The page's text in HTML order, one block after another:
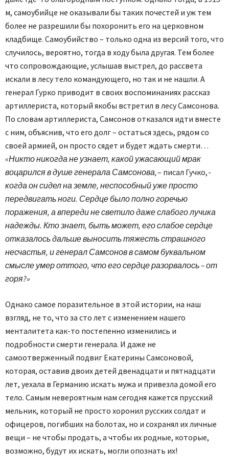
м, самоубийце не оказывали бы таких почестей и уж тем
более не разрешили бы похоронить его на церковном
кладбище. Самоубийство – только одна из версий того, что
случилось, вероятно, тогда в ходу была другая. Тем более
что сопровождающие, услышав выстрел, до рассвета
искали в лесу тело командующего, но так и не нашли. А
генерал Гурко приводит в своих воспоминаниях рассказ
артиллериста, который якобы встретил в лесу Самсонова.
По словам артиллериста, Самсонов отказался идти вместе
с ним, объяснив, что его долг – остаться здесь, рядом со
своей армией, он просто сядет и будет ждать смерти…
«Никто никогда не узнает, какой ужасающий мрак
воцарился в душе генерала Самсонова,– писал Гучко, -
когда он сидел на земле, неспособный уже просто
передвигать ноги. Сердце было полно горечью
поражения, а впереди не светило даже слабого лучика
надежды. Кто знает, быть может, его слабое сердце
отказалось дальше выносить тяжесть страшного
несчастья, и генерал Самсонов в самом буквальном
смысле умер оттого, что его сердце разорвалось – от
горя?»
Однако самое поразительное в этой истории, на наш
взгляд, не то, что за сто лет с изменением нашего
менталитета как-то постепенно изменились и
подробности смерти генерала. И даже не
самоотверженный подвиг Екатерины Самсоновой,
которая, оставив двоих детей двенадцати и пятнадцати
лет, уехала в Германию искать мужа и привезла домой его
тело. Самым невероятным нам сегодня кажется прусский
мельник, который не просто хоронил русских солдат и
офицеров, погибших на болотах, но и сохранял их личные
вещи – не чтобы продать, а чтобы их родные, которые,
возможно, будут их искать, могли опознать их!